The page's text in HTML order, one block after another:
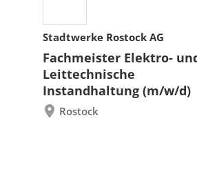
Stadtwerke Rostock AG
Fachmeister Elektro-
Leittechnische
Instandhaltung (m/w/d)
Rostock